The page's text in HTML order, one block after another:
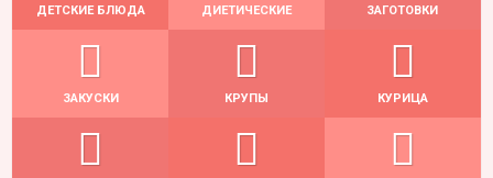
ДЕТСКИЕ БЛЮДА ДИЕТИЧЕСКИЕ ЗАГОТОВКИ
ЗАКУСКИ КРУПЫ КУРИЦА